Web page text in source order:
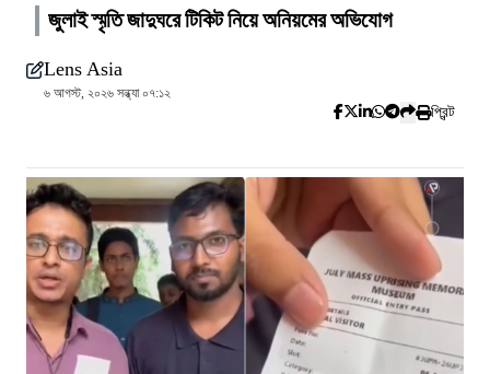
জুলাই স্মৃতি জাদুঘরে টিকিট নিয়ে অনিয়মের অভিযোগ
Lens Asia
৬ আগস্ট, ২০২৬ সন্ধ্যা ০৭:১২
প্রিন্ট